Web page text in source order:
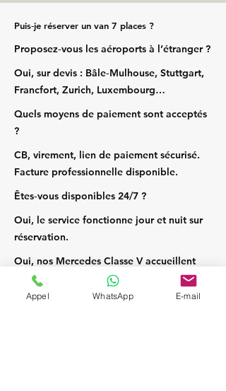
Puis‑je réserver un van 7 places ?
Proposez‑vous les aéroports à l’étranger ?
Oui, sur devis : Bâle‑Mulhouse, Stuttgart,
Francfort, Zurich, Luxembourg…
Quels moyens de paiement sont acceptés
?
CB, virement, lien de paiement sécurisé.
Facture professionnelle disponible.
Êtes‑vous disponibles 24/7 ?
Oui, le service fonctionne jour et nuit sur
réservation.
Oui, nos Mercedes Classe V accueillent
jusqu’à 7 passagers et leurs bagages.
Appel WhatsApp E-mail